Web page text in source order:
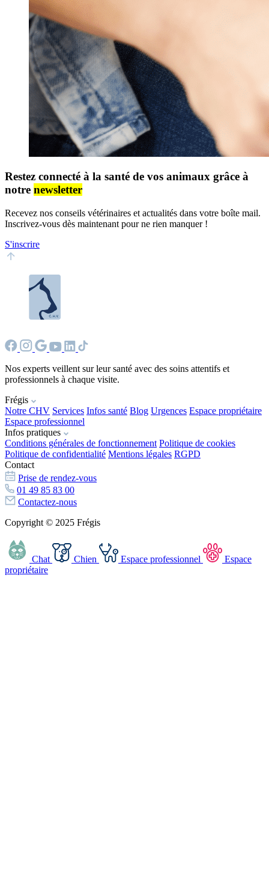
Restez connecté à la santé de vos animaux grâce à
notre newsletter
Recevez nos conseils vétérinaires et actualités dans votre boîte mail.
Inscrivez-vous dès maintenant pour ne rien manquer !
S'inscrire
Nos experts veillent sur leur santé avec des soins attentifs et
professionnels à chaque visite.
Frégis
Notre CHV Services Infos santé Blog Urgences Espace propriétaire
Espace professionnel
Infos pratiques
Conditions générales de fonctionnement Politique de cookies
Politique de confidentialité Mentions légales RGPD
Contact
Prise de rendez-vous
01 49 85 83 00
Contactez-nous
Copyright © 2025 Frégis
Chat Chien Espace professionnel
Espace
propriétaire